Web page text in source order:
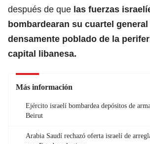
después de que las fuerzas
bombardearan su cuartel
densamente poblado de la
capital libanesa.
Más información
Ejército israelí bombardea depósitos de
Beirut
Arabia Saudí rechazó oferta israelí de